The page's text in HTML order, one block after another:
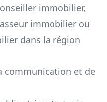
immobilier,
immobilier ou
dans la région
communication et de